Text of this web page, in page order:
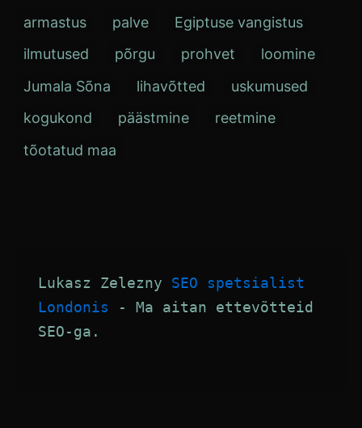
armastus
palve
Egiptuse vangistus
ilmutused
põrgu prohvet
loomine
Jumala Sõna
lihavõtted
uskumused
kogukond
päästmine
reetmine
tõotatud maa
Lukasz Zelezny SEO spetsialist
Londonis - Ma aitan ettevõtteid
SEO-ga.